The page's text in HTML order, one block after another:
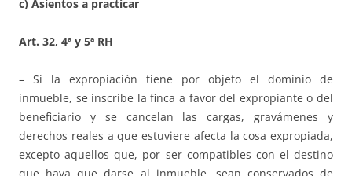
c) Asientos a practicar
Art. 32, 4ª y 5ª RH
– Si la expropiación tiene por objeto el dominio de
inmueble, se inscribe la finca a favor del expropiante o del
beneficiario y se cancelan las cargas, gravámenes y
derechos reales a que estuviere afecta la cosa expropiada,
excepto aquellos que, por ser compatibles con el destino